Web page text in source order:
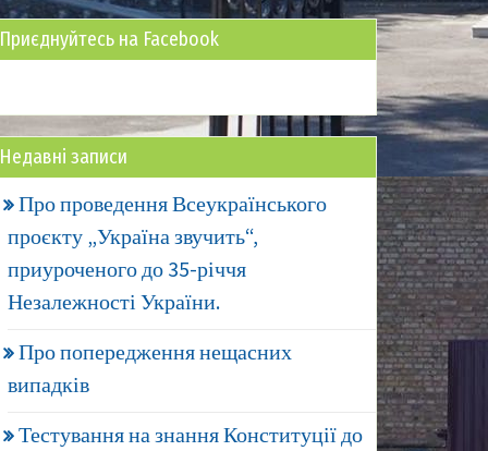
Приєднуйтесь на Facebook
Недавні записи
Про проведення Всеукраїнського
проєкту „Україна звучить“,
приуроченого до 35-річчя
Незалежності України.
Про попередження нещасних
випадків
Тестування на знання Конституції до